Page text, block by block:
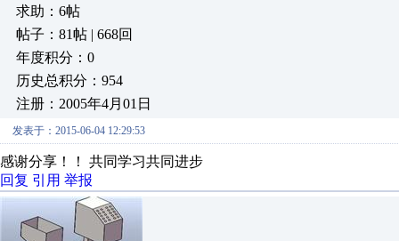
求助：6帖
帖子：81帖 | 668回
年度积分：0
历史总积分：954
注册：2005年4月01日
发表于：2015-06-04 12:29:53
感谢分享！！ 共同学习共同进步
回复 引用 举报